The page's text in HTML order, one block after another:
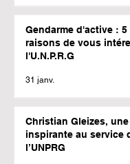
Gendarme d'active :
raisons de vous
l'U.N.P.R.G
31 janv.
Christian Gleizes,
inspirante au service
l’UNPRG